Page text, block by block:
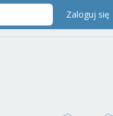
Zaloguj się